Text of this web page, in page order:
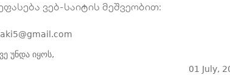
ვებ-საიტის მეშვეობით:
უნდა იყოს,
01 July,